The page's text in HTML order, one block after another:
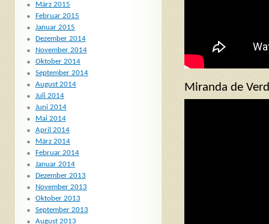
Miranda de
März 2015
Februar 2015
Januar 2015
Dezember 2014
November 2014
Oktober 2014
September 2014
August 2014
Juli 2014
Juni 2014
Mai 2014
April 2014
März 2014
Februar 2014
Januar 2014
Dezember 2013
November 2013
Oktober 2013
September 2013
August 2013